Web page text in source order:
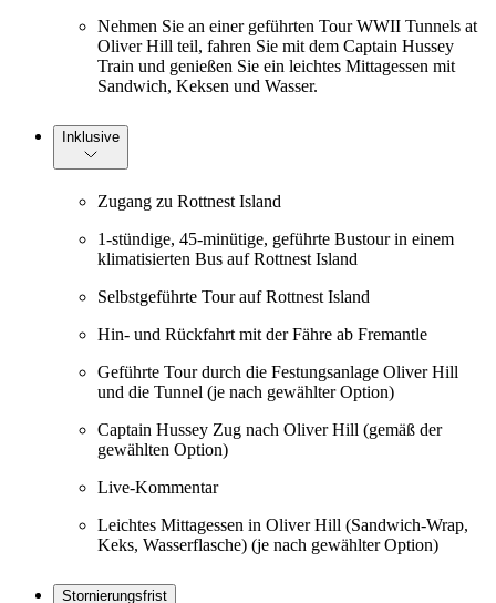
Nehmen Sie an einer geführten Tour WWII Tunnels at
Oliver Hill teil, fahren Sie mit dem Captain Hussey
Train und genießen Sie ein leichtes Mittagessen mit
Sandwich, Keksen und Wasser.
Inklusive
Zugang zu Rottnest Island
1-stündige, 45-minütige, geführte Bustour in einem
klimatisierten Bus auf Rottnest Island
Selbstgeführte Tour auf Rottnest Island
Hin- und Rückfahrt mit der Fähre ab Fremantle
Geführte Tour durch die Festungsanlage Oliver Hill
und die Tunnel (je nach gewählter Option)
Captain Hussey Zug nach Oliver Hill (gemäß der
gewählten Option)
Live-Kommentar
Leichtes Mittagessen in Oliver Hill (Sandwich-Wrap,
Keks, Wasserflasche) (je nach gewählter Option)
Stornierungsfrist